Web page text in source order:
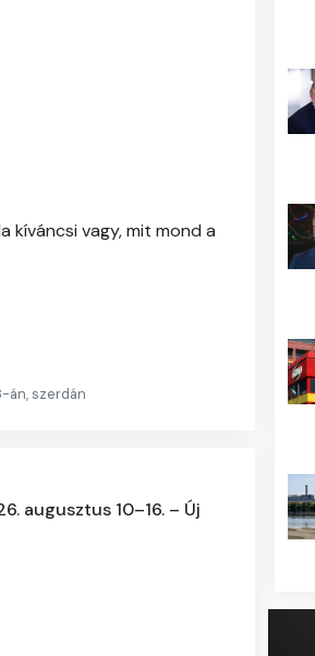
kíváncsi vagy, mit mond a
án, szerdán
augusztus 10–16. – Új